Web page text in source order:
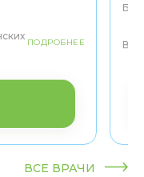
ПОДРОБНЕЕ
ВСЕ ВРАЧИ